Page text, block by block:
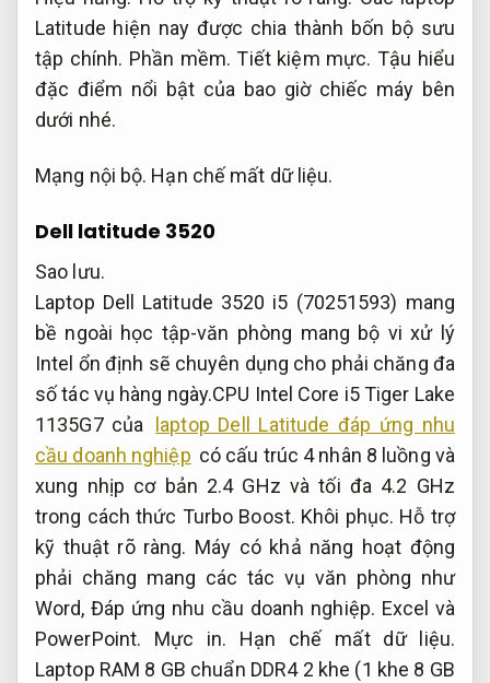
Latitude hiện nay được chia thành bốn bộ sưu
tập chính. Phần mềm. Tiết kiệm mực. Tậu hiểu
đặc điểm nổi bật của bao giờ chiếc máy bên
dưới nhé.
Mạng nội bộ. Hạn chế mất dữ liệu.
Dell latitude 3520
Sao lưu.
Laptop Dell Latitude 3520 i5 (70251593) mang
bề ngoài học tập-văn phòng mang bộ vi xử lý
Intel ổn định sẽ chuyên dụng cho phải chăng đa
số tác vụ hàng ngày.CPU Intel Core i5 Tiger Lake
1135G7 của
laptop Dell Latitude đáp ứng nhu
cầu doanh nghiệp có cấu trúc 4 nhân 8 luồng và
xung nhịp cơ bản 2.4 GHz và tối đa 4.2 GHz
trong cách thức Turbo Boost. Khôi phục. Hỗ trợ
kỹ thuật rõ ràng. Máy có khả năng hoạt động
phải chăng mang các tác vụ văn phòng như
Word,Đáp ứng nhu cầu doanh nghiệp. Excel và
PowerPoint. Mực in.
Hạn chế mất dữ liệu.
Laptop RAM 8 GB chuẩn DDR4 2 khe (1 khe 8 GB